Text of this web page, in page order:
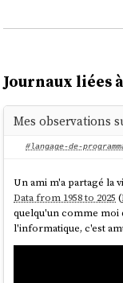
Journaux liées
Mes observations
#langage-de-
Un ami m'a partagé la
Data from 1958 to 2025 (
quelqu'un comme moi
l'informatique, c'est